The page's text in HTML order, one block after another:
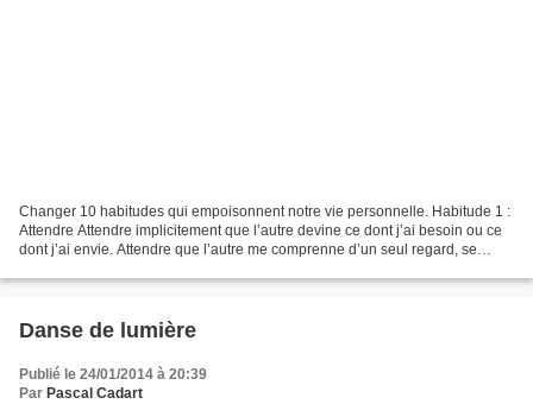
Changer 10 habitudes qui empoisonnent notre vie personnelle. Habitude 1 :
Attendre Attendre implicitement que l’autre devine ce dont j’ai besoin ou ce
dont j’ai envie. Attendre que l’autre me comprenne d’un seul regard, se
Danse de lumière
Publié le 24/01/2014 à 20:39
Par Pascal Cadart